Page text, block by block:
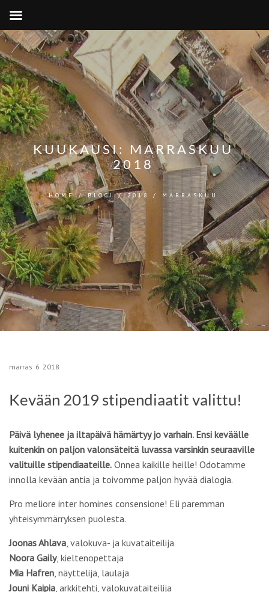
KUUKAUSI: MARRASKUU
2018
HOME/BLOGI/2018 / MARRASKUU
marras 6 2018
Kevään 2019 stipendiaatit valittu!
Päivä lyhenee ja iltapäivä hämärtyy jo varhain. Ensi keväälle
kuitenkin on paljon valonsäteitä luvassa varsinkin seuraaville
valituille stipendiaateille. Onnea kaikille heille! Odotamme
innolla kevään antia ja toivomme paljon hyvää dialogia.
Pro meliore inter homines consensione! Eli paremman
yhteisymmärryksen puolesta.
Joonas Ahlava, valokuva- ja kuvataiteilija
Noora Gaily, kieltenopettaja
Mia Hafren, näyttelijä, laulaja
Jouni Kaipia, arkkitehti, valokuvataiteilija